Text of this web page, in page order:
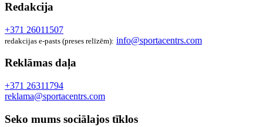
Redakcija
+371 26011507
redakcijas e-pasts (preses relīzēm): info@sportacentrs.com
Reklāmas daļa
+371 26311794
reklama@sportacentrs.com
Seko mums sociālajos tīklos